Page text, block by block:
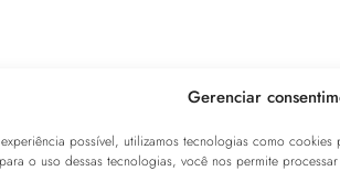
Gerenciar
possível, utilizamos tecnologias como
o uso dessas tecnologias, você nos permite